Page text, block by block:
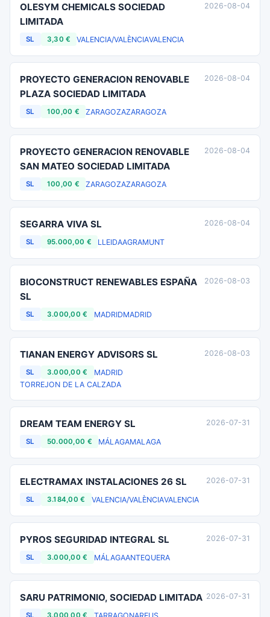
OLESYM CHEMICALS SOCIEDAD
LIMITADA
SL 3,30 € VALENCIA/VALÈNCIAVALENCIA
2026-08-04
PROYECTO GENERACION RENOVABLE
PLAZA SOCIEDAD LIMITADA
SL 100,00 € ZARAGOZAZARAGOZA
2026-08-04
PROYECTO GENERACION RENOVABLE
SAN MATEO SOCIEDAD LIMITADA
SL 100,00 € ZARAGOZAZARAGOZA
2026-08-04
SEGARRA VIVA SL
SL 95.000,00 € LLEIDAAGRAMUNT
2026-08-04
BIOCONSTRUCT RENEWABLES ESPAÑA
SL
SL 3.000,00 € MADRIDMADRID
2026-08-03
TIANAN ENERGY ADVISORS SL
SL 3.000,00 €
MADRID
TORREJON DE LA CALZADA
2026-08-03
DREAM TEAM ENERGY SL
SL 50.000,00 € MÁLAGAMALAGA
2026-07-31
ELECTRAMAX INSTALACIONES 26 SL
SL 3.184,00 € VALENCIA/VALÈNCIAVALENCIA
2026-07-31
PYROS SEGURIDAD INTEGRAL SL
SL 3.000,00 € MÁLAGAANTEQUERA
2026-07-31
SARU PATRIMONIO, SOCIEDAD LIMITADA
SL 3.000,00 € TARRAGONAREUS
2026-07-31